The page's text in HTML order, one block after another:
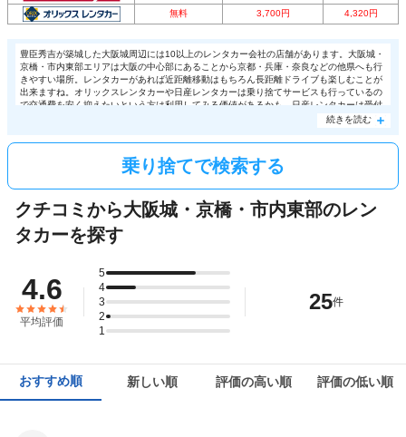
無料
3,700円 4,320円
豊臣秀吉が築城した大阪城周辺には10以上のレンタカー会社の店舗があります。大阪城・
京橋・市内東部エリアは大阪の中心部にあることから京都・兵庫・奈良などの他県へも行
きやすい場所。レンタカーがあれば近距離移動はもちろん長距離ドライブも楽しむことが
出来ますね。オリックスレンタカーや日産レンタカーは乗り捨てサービスも行っているの
で交通費を安く抑えたいという方は利用してみる価値があるかも。日産レンタカーは受付
店舗と返却店の距離が30㎞以内の場合、乗り捨て料金が無料。大阪城からも近い日産レン
られるので大人数や荷物が多い時の移動に乗り捨てサービスを利用してみるのはいかかで
続きを読む
乗り捨てで検索する
クチコミから大阪城・京橋・市内東部のレン
タカーを探す
4.6
平均評価
5
4
3
2
1
25件
おすすめ順 新しい順 評価の高い順 評価の低い順